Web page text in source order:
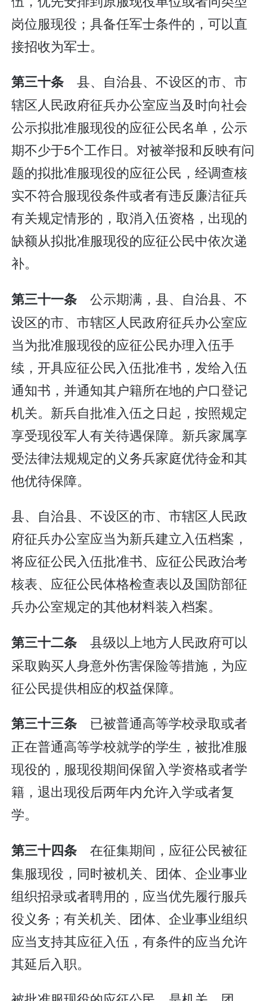
岗位服现役；具备任军士条件的，可以直
接招收为军士。
第三十条 县、自治县、不设区的市、市
辖区人民政府征兵办公室应当及时向社会
公示拟批准服现役的应征公民名单，公示
期不少于5个工作日。对被举报和反映有问
题的拟批准服现役的应征公民，经调查核
实不符合服现役条件或者有违反廉洁征兵
有关规定情形的，取消入伍资格，出现的
缺额从拟批准服现役的应征公民中依次递
补。
第三十一条 公示期满，县、自治县、不
设区的市、市辖区人民政府征兵办公室应
当为批准服现役的应征公民办理入伍手
续，开具应征公民入伍批准书，发给入伍
通知书，并通知其户籍所在地的户口登记
机关。新兵自批准入伍之日起，按照规定
享受现役军人有关待遇保障。新兵家属享
受法律法规规定的义务兵家庭优待金和其
他优待保障。
县、自治县、不设区的市、市辖区人民政
府征兵办公室应当为新兵建立入伍档案，
将应征公民入伍批准书、应征公民政治考
核表、应征公民体格检查表以及国防部征
兵办公室规定的其他材料装入档案。
第三十二条 县级以上地方人民政府可以
采取购买人身意外伤害保险等措施，为应
征公民提供相应的权益保障。
第三十三条 已被普通高等学校录取或者
正在普通高等学校就学的学生，被批准服
现役的，服现役期间保留入学资格或者学
籍，退出现役后两年内允许入学或者复
学。
第三十四条 在征集期间，应征公民被征
集服现役，同时被机关、团体、企业事业
组织招录或者聘用的，应当优先履行服兵
役义务；有关机关、团体、企业事业组织
应当支持其应征入伍，有条件的应当允许
其延后入职。